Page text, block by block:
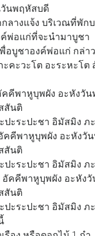
วันพฤหัสบดี
ลางแจ้ง บริเวณที่พัก
พ่อแก่ที่จะนำมาบูชา
พื่อบูชาองค์พ่อแก่ กล่า
ะคะวะโต อะระหะโ
คีพาหูบุพผัง อะหังวัน
สันติ
ปะระปะชา อิมัสมิง ภ
คีพาหูบุพผัง อะหังวัน
สันติ
ปะระปะชา อิมัสมิง ภ
คคีพาหูบุพผัง อะหังวั
สันติ
ปะระปะชา อิมัสมิง ภ